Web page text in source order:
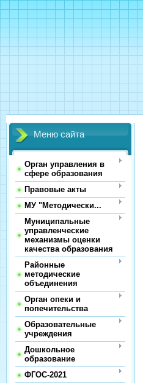
Меню сайта
Орган управления в
сфере образования
Правовые акты
МУ "Методически...
Муниципальные
управленческие
механизмы оценки
качества образования
Районные
методические
объединения
Орган опеки и
попечительства
Образовательные
учреждения
Дошкольное
образование
ФГОС-2021